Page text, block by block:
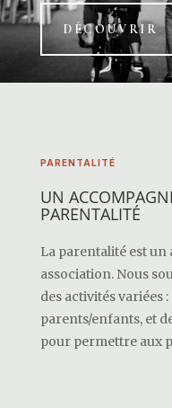
DÉCOUVRIR
PARENTALITÉ
UN
PARENTALITÉ
La parentalité est
association. Nous
des activités variées
parents/enfants, et
pour permettre aux